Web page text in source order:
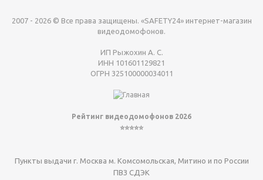
2007 - 2026 © Все права защищены. «SAFETY24» интернет-магазин
видеодомофонов.
ИП Рыжохин А. С.
ИНН 101601129821
ОГРН 325100000034011
Рейтинг видеодомофонов 2026
⭐⭐⭐⭐⭐
Пункты выдачи г. Москва м. Комсомольская, Митино и по России
ПВЗ СДЭК